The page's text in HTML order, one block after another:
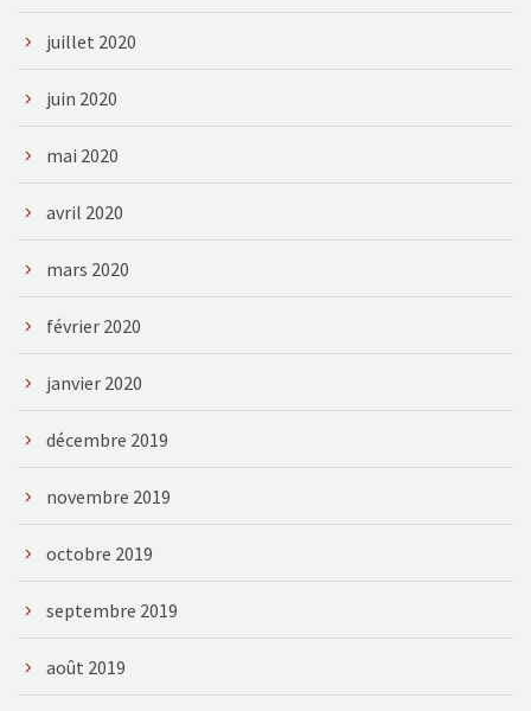
juillet 2020
juin 2020
mai 2020
avril 2020
mars 2020
février 2020
janvier 2020
décembre 2019
novembre 2019
octobre 2019
septembre 2019
août 2019